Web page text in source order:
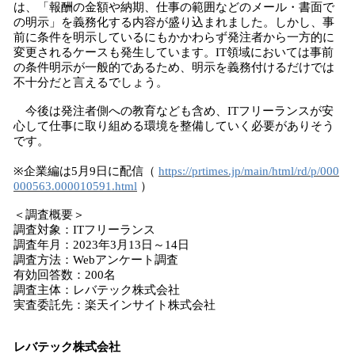
は、「報酬の金額や納期、仕事の範囲などのメール・書面で
の明示」を義務化する内容が盛り込まれました。しかし、事
前に条件を明示しているにもかかわらず発注者から一方的に
変更されるケースも発生しています。IT領域においては事前
の条件明示が一般的であるため、明示を義務付けるだけでは
不十分だと言えるでしょう。
今後は発注者側への教育なども含め、ITフリーランスが安
心して仕事に取り組める環境を整備していく必要がありそう
です。
※企業編は5月9日に配信（ https://prtimes.jp/main/html/rd/p/000
000563.000010591.html ）
＜調査概要＞
調査対象：ITフリーランス
調査年月：2023年3月13日～14日
調査方法：Webアンケート調査
有効回答数：200名
調査主体：レバテック株式会社
実査委託先：楽天インサイト株式会社
レバテック株式会社